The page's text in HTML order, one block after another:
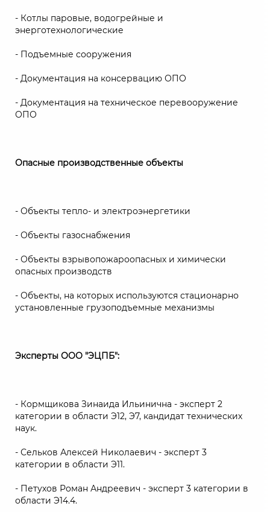
- Котлы паровые, водогрейные и
энерготехнологические
- Подъемные сооружения
- Документация на консервацию ОПО
- Документация на техническое перевооружение
ОПО
Опасные производственные объекты
- Объекты тепло- и электроэнергетики
- Объекты газоснабжения
- Объекты взрывопожароопасных и химически
опасных производств
- Объекты, на которых используются стационарно
установленные грузоподъемные механизмы
Эксперты ООО "ЭЦПБ":
- Кормщикова Зинаида Ильинична - эксперт 2
категории в области Э12, Э7, кандидат технических
наук.
- Сельков Алексей Николаевич - эксперт 3
категории в области Э11.
- Петухов Роман Андреевич - эксперт 3 категории в
области Э14.4.